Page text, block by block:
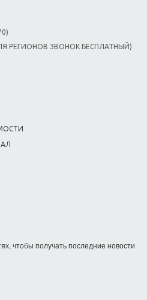
РЕГИОНОВ ЗВОНОК БЕСПЛАТНЫЙ)
чтобы получать последние новости